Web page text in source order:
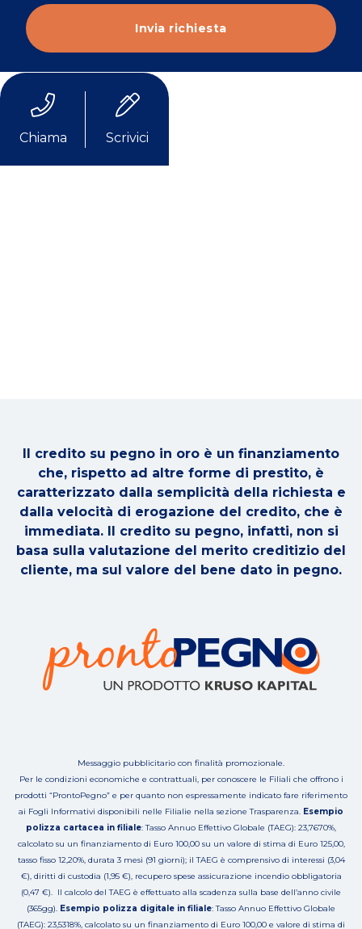
Chiama Scrivici
Il credito su pegno in oro è un finanziamento
che, rispetto ad altre forme di prestito, è
caratterizzato dalla semplicità della richiesta e
dalla velocità di erogazione del credito, che è
immediata. Il credito su pegno, infatti, non si
basa sulla valutazione del merito creditizio del
cliente, ma sul valore del bene dato in pegno.
Messaggio pubblicitario con finalità promozionale.
Per le condizioni economiche e contrattuali, per conoscere le Filiali che offrono i
prodotti “ProntoPegno” e per quanto non espressamente indicato fare riferimento
ai Fogli Informativi disponibili nelle Filialie nella sezione Trasparenza. Esempio
polizza cartacea in filiale: Tasso Annuo Effettivo Globale (TAEG): 23,7670%,
calcolato su un finanziamento di Euro 100,00 su un valore di stima di Euro 125,00,
tasso fisso 12,20%, durata 3 mesi (91 giorni); il TAEG è comprensivo di interessi (3,04
€), diritti di custodia (1,95 €), recupero spese assicurazione incendio obbligatoria
(0,47 €). Il calcolo del TAEG è effettuato alla scadenza sulla base dell’anno civile
(365gg). Esempio polizza digitale in filiale: Tasso Annuo Effettivo Globale
(TAEG): 23,5318%, calcolato su un finanziamento di Euro 100,00 e valore di stima di